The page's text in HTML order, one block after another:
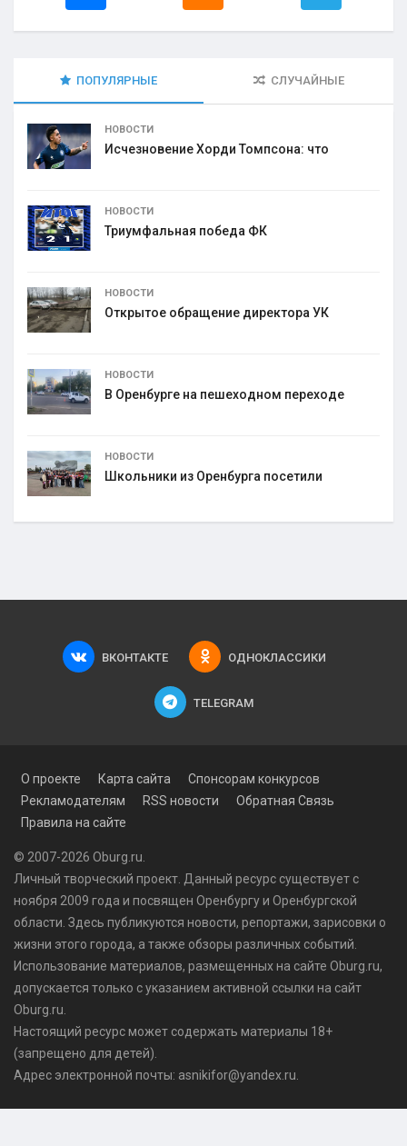
ПОПУЛЯРНЫЕ СЛУЧАЙНЫЕ
НОВОСТИ
Исчезновение Хорди Томпсона: что
НОВОСТИ
Триумфальная победа ФК
НОВОСТИ
Открытое обращение директора УК
НОВОСТИ
В Оренбурге на пешеходном переходе
НОВОСТИ
Школьники из Оренбурга посетили
ВКОНТАКТЕ ОДНОКЛАССИКИ
TELEGRAM
О проекте Карта сайта
Спонсорам конкурсов
Рекламодателям
RSS новости
Обратная Связь
Правила на сайте
© 2007-2026 Oburg.ru.
Личный творческий проект. Данный ресурс существует с
ноября 2009 года и посвящен Оренбургу и Оренбургской
области. Здесь публикуются новости, репортажи, зарисовки о
жизни этого города, а также обзоры различных событий.
Использование материалов, размещенных на сайте Oburg.ru,
допускается только с указанием активной ссылки на сайт
Oburg.ru.
Настоящий ресурс может содержать материалы 18+
(запрещено для детей).
Адрес электронной почты: asnikifor@yandex.ru.